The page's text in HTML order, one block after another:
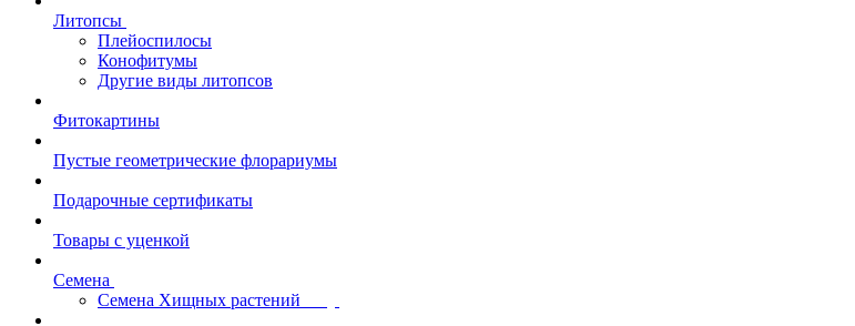
Литопсы
Плейоспилосы
Конофитумы
Другие виды литопсов
Фитокартины
Пустые геометрические флорариумы
Подарочные сертификаты
Товары с уценкой
Семена
Семена Хищных растений